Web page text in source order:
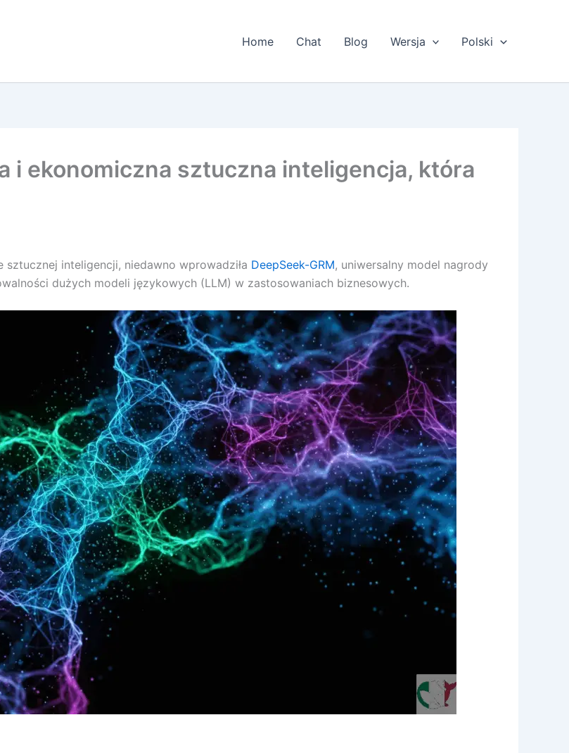
Home Chat Blog Wersja Polski
i ekonomiczna sztuczna inteligencja, która
inteligencji, niedawno wprowadziła DeepSeek-GRM, uniwersalny model nagrody
dużych modeli językowych (LLM) w zastosowaniach biznesowych.